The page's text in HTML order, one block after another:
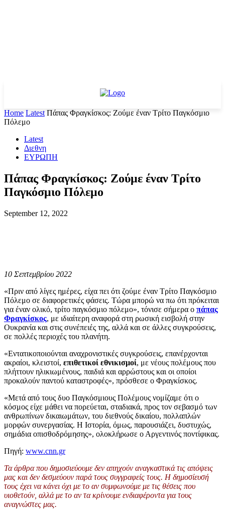
Home Latest Πάπας Φραγκίσκος: Ζούμε έναν Τρίτο Παγκόσμιο
Πόλεμο
Latest
Διεθνη
ΕΥΡΩΠΗ
Πάπας Φραγκίσκος: Ζούμε έναν Τρίτο
Παγκόσμιο Πόλεμο
September 12, 2022
10 Σεπτεμβρίου 2022
«Πριν από λίγες ημέρες, είχα πει ότι ζούμε έναν Τρίτο Παγκόσμιο
Πόλεμο σε διαφορετικές φάσεις. Τώρα μπορώ να πω ότι πρόκειται
για έναν ολικό, τρίτο παγκόσμιο πόλεμο», τόνισε σήμερα ο πάπας
Φραγκίσκος, με ιδιαίτερη αναφορά στη ρωσική εισβολή στην
Ουκρανία και στις συνέπειές της, αλλά και σε άλλες συγκρούσεις,
σε πολλές περιοχές του πλανήτη.
«Εντατικοποιούνται αναχρονιστικές συγκρούσεις, επανέρχονται
ακραίοι, κλειστοί, επιθετικοί εθνικισμοί, με νέους πολέμους που
πλήττουν ηλικιωμένους, παιδιά και αρρώστους και οι οποίοι
προκαλούν παντού καταστροφές», πρόσθεσε ο Φραγκίσκος.
«Μετά από τους δυο Παγκόσμιους Πολέμους νομίζαμε ότι ο
κόσμος είχε μάθει να πορεύεται, σταδιακά, προς τον σεβασμό των
ανθρωπίνων δικαιωμάτων, του διεθνούς δικαίου, πολλαπλών
μορφών συνεργασίας. Η Ιστορία, όμως, παρουσιάζει, δυστυχώς,
σημάδια οπισθοδρόμησης», ολοκλήρωσε ο Αργεντινός ποντίφικας.
Πηγή: www.cnn.gr
Τα άρθρα που δημοσιεύουμε δεν απηχούν αναγκαστικά τις απόψεις
μας και δεν δεσμεύουν παρά τους συγγραφείς τους. Η δημοσίευσή
τους έχει να κάνει όχι με το αν συμφωνούμε με τις θέσεις που
υιοθετούν, αλλά με το αν τα κρίνουμε ενδιαφέροντα για τους
αναγνώστες μας.